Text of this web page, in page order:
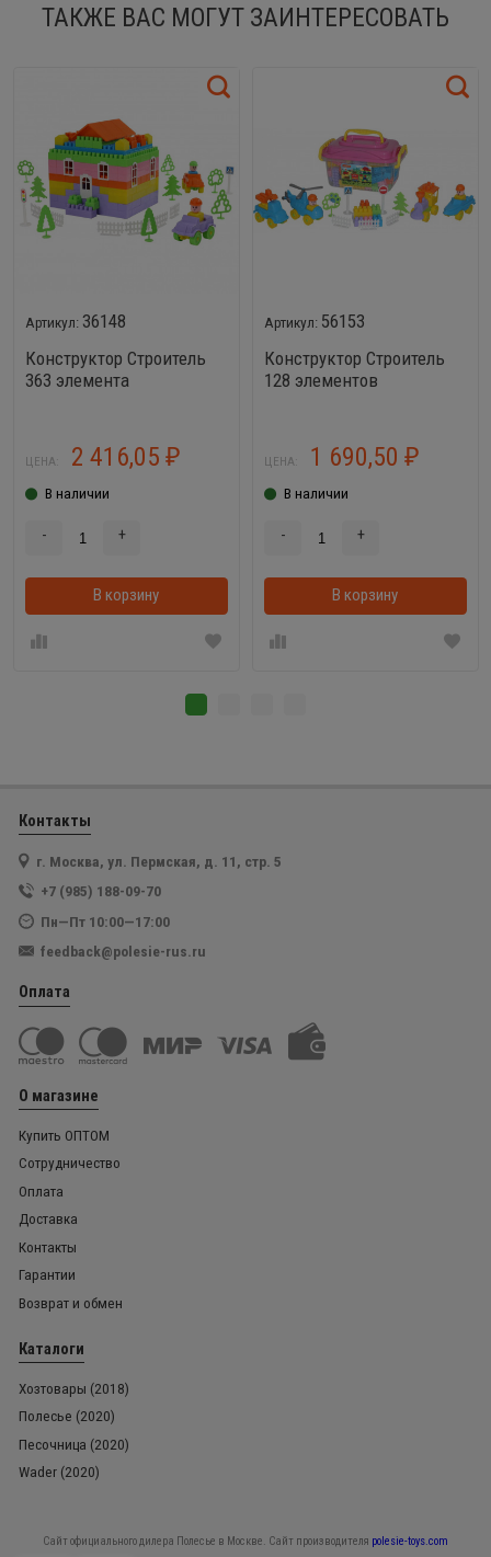
ТАКЖЕ ВАС МОГУТ ЗАИНТЕРЕСОВАТЬ
36148
Конструктор Строитель
363 элемента
ЦЕНА: 2 416,05 ₽
В наличии
- +
В корзину В корзинке
56153
Конструктор Строитель
128 элементов
ЦЕНА: 1 690,50 ₽
В наличии
- +
В корзину
Контакты
г. Москва, ул. Пермская, д. 11, стр. 5
+7 (985) 188-09-70
Пн—Пт 10:00—17:00
feedback@polesie-rus.ru
Оплата
О магазине
Купить ОПТОМ
Сотрудничество
Оплата
Доставка
Контакты
Гарантии
Возврат и обмен
Каталоги
Хозтовары (2018)
Полесье (2020)
Песочница (2020)
Wader (2020)
Сайт официального дилера Полесье в Москве. Сайт производителя polesie-toys.com